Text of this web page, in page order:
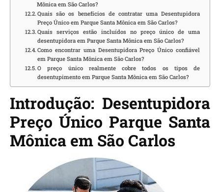
Mônica em São Carlos?
Quais são os benefícios de contratar uma Desentupidora
Preço Único em Parque Santa Mônica em São Carlos?
Quais serviços estão incluídos no preço único de uma
desentupidora em Parque Santa Mônica em São Carlos?
Como encontrar uma Desentupidora Preço Único confiável
em Parque Santa Mônica em São Carlos?
O preço único realmente cobre todos os tipos de
desentupimento em Parque Santa Mônica em São Carlos?
Introdução: Desentupidora
Preço Único Parque Santa
Mônica em São Carlos